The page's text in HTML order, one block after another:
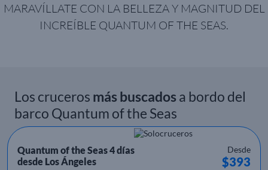
MARAVÍLLATE CON LA BELLEZA Y MAGNITUD DEL
INCREÍBLE QUANTUM OF THE SEAS.
Los cruceros más buscadosa bordo del
barco Quantum of the Seas
Quantum of the Seas 4 días
desde Los Ángeles
Desde
$393